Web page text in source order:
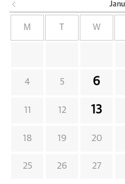
M W
4 5 6
11 12 13
18 19 20
25 26 27